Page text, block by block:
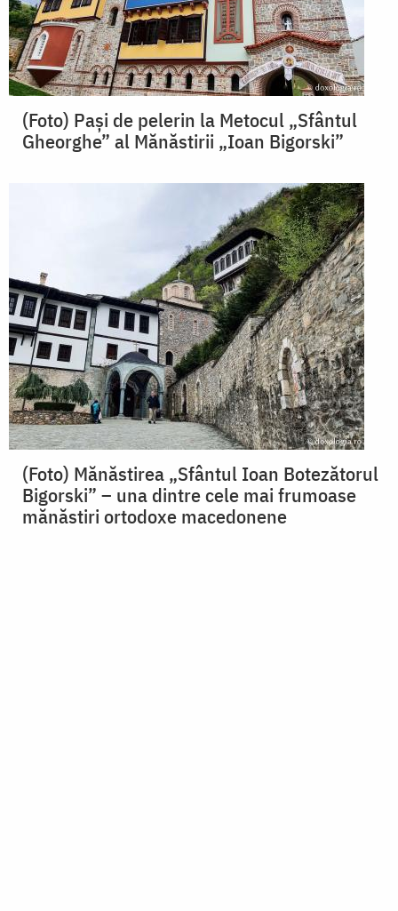
(Foto) Pași de pelerin la Metocul „Sfântul
Gheorghe” al Mănăstirii „Ioan Bigorski”
(Foto) Mănăstirea „Sfântul Ioan Botezătorul
Bigorski” – una dintre cele mai frumoase
mănăstiri ortodoxe macedonene